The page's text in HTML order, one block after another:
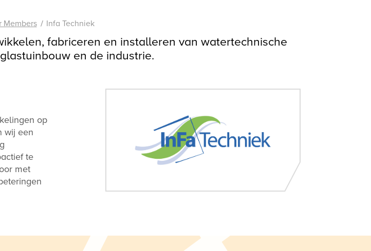
Members Infa Techniek
fabriceren en installeren van watertechnische
en de industrie.
op
wij een
te
met